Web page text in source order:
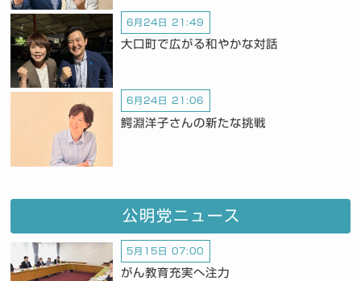
6月24日 21:49
大口町で広がる和やかな対話
6月24日 21:06
鰐淵洋子さんの新たな挑戦
公明党ニュース
5月15日 07:00
がん教育充実へ注力